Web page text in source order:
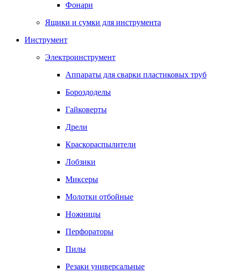
Фонари
Ящики и сумки для инструмента
Инструмент
Электроинструмент
Аппараты для сварки пластиковых труб
Бороздоделы
Гайковерты
Дрели
Краскораспылители
Лобзики
Миксеры
Молотки отбойные
Ножницы
Перфораторы
Пилы
Резаки универсальные